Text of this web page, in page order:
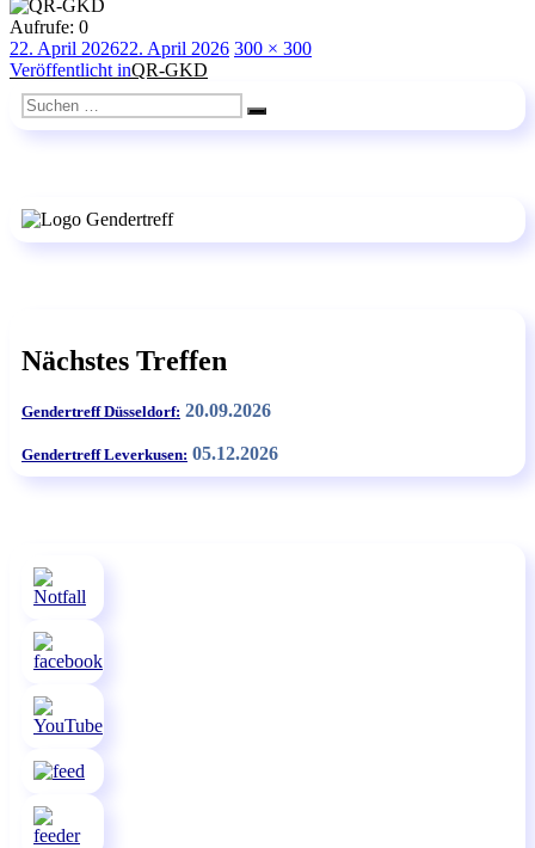
Aufrufe: 0
Veröffentlicht
am
22. April 202622. April 2026 Originalgröße
300 × 300
Beitragsnavigation
Veröffentlicht inQR-GKD
Suchen
nach:
Suchen
Nächstes Treffen
Gendertreff Düsseldorf: 20.09.2026
Gendertreff Leverkusen: 05.12.2026